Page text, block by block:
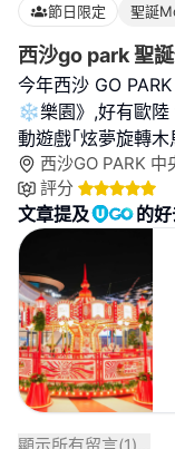
節日限定 聖誕
西沙go park 聖
今年西沙 GO
❄️樂園》,好有歐陸
動遊戲｢炫夢旋轉
西沙GO PARK 中
評分
文章提及 的